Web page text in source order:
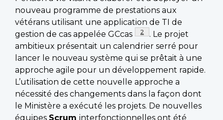
nouveau programme de prestations aux
vétérans utilisant une application de TI de
gestion de cas appelée GCcas
Note de bas de page
2
. Le projet
ambitieux présentait un calendrier serré pour
lancer le nouveau système qui se prêtait à une
approche agile pour un développement rapide.
L’utilisation de cette nouvelle approche a
nécessité des changements dans la façon dont
le Ministère a exécuté les projets. De nouvelles
équipes Scrum interfonctionnelles ont été